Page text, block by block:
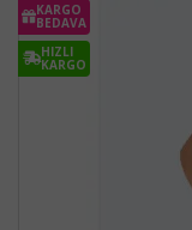
KARGO
BEDAVA
HIZLI
KARGO